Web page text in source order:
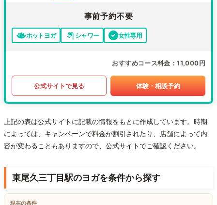
事前予約不要
ホットヨガ シャワー 女性専用
おすすめコース料金 11,000円
公式サイトで見る 体験・相談予約
上記の表は公式サイトに記載の情報をもとに作成しています。時期
によっては、キャンペーンで料金が割引されたり、店舗によって内
容が変わることもありますので、公式サイトでご確認ください。
東尾久三丁目駅のヨガを条件から探す
現在の条件